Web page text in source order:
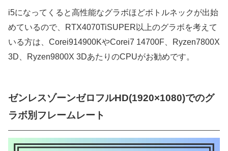
i5になってくると高性能なグラボほどボトルネックが出始
めているので、RTX4070TiSUPER以上のグラボを考えて
いる方は、Corei914900KやCorei7 14700F、Ryzen7800X
3D、Ryzen9800X 3DあたりのCPUがお勧めです。
ゼンレスゾーンゼロフルHD(1920×1080)でのグ
ラボ別フレームレート